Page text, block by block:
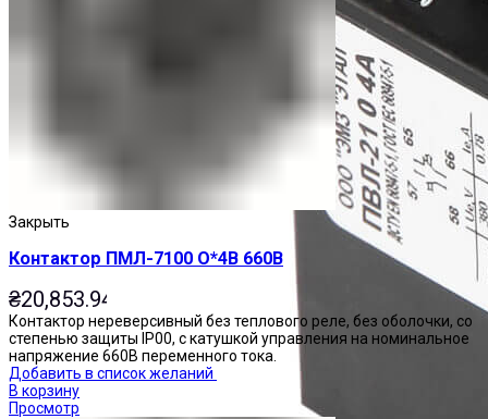
Закрыть
Контактор ПМЛ-7100 О*4В 660В
₴20,853.94
Контактор нереверсивный без теплового реле, без оболочки, со
степенью защиты IP00, с катушкой управления на номинальное
напряжение 660В переменного тока.
Добавить в список желаний
В корзину
Просмотр